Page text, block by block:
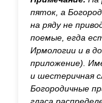
пяток, а
на ряду не
поемые, егда
Ирмологии и в
приложение).
и шестеричная
Богородичные